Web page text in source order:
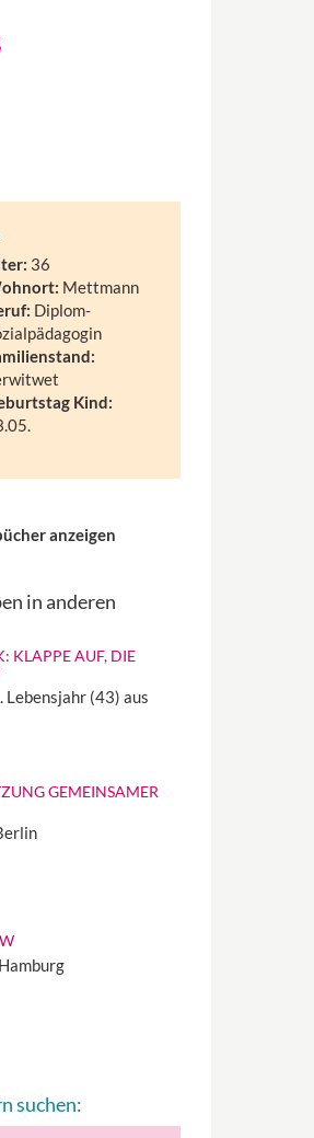
36
Mettmann
Diplom-
Kind:
anzeigen
in anderen
KLAPPE AUF, DIE
Lebensjahr (43) aus
GEMEINSAMER
suchen: